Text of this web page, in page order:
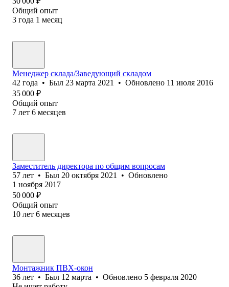
Общий опыт
3 года 1 месяц
Менеджер склада/Заведующий складом
42 года • Был 23 марта 2021 • Обновлено 11 июля 2016
35 000 ₽
Общий опыт
7 лет 6 месяцев
Заместитель директора по общим вопросам
57 лет • Был 20 октября 2021 • Обновлено
1 ноября 2017
50 000 ₽
Общий опыт
10 лет 6 месяцев
Монтажник ПВХ-окон
36 лет • Был 12 марта • Обновлено 5 февраля 2020